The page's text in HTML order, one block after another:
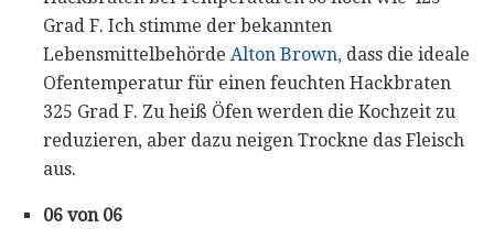
Grad F. Ich stimme der bekannten
Lebensmittelbehörde Alton Brown, dass die ideale
Ofentemperatur für einen feuchten Hackbraten
325 Grad F. Zu heiß Öfen werden die Kochzeit zu
reduzieren, aber dazu neigen Trockne das Fleisch
aus.
06 von 06